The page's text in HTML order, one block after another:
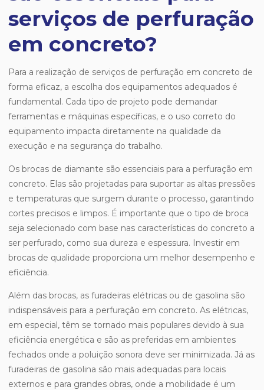
serviços de perfuração
em concreto?
Para a realização de serviços de perfuração em concreto de
forma eficaz, a escolha dos equipamentos adequados é
fundamental. Cada tipo de projeto pode demandar
ferramentas e máquinas específicas, e o uso correto do
equipamento impacta diretamente na qualidade da
execução e na segurança do trabalho.
Os brocas de diamante são essenciais para a perfuração em
concreto. Elas são projetadas para suportar as altas pressões
e temperaturas que surgem durante o processo, garantindo
cortes precisos e limpos. É importante que o tipo de broca
seja selecionado com base nas características do concreto a
ser perfurado, como sua dureza e espessura. Investir em
brocas de qualidade proporciona um melhor desempenho e
eficiência.
Além das brocas, as furadeiras elétricas ou de gasolina são
indispensáveis para a perfuração em concreto. As elétricas,
em especial, têm se tornado mais populares devido à sua
eficiência energética e são as preferidas em ambientes
fechados onde a poluição sonora deve ser minimizada. Já as
furadeiras de gasolina são mais adequadas para locais
externos e para grandes obras, onde a mobilidade é um